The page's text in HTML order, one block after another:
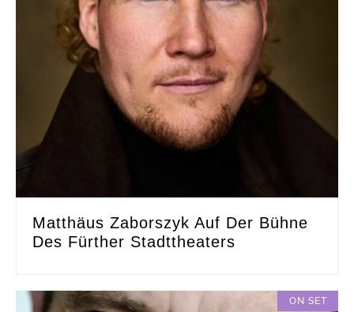
Matthäus Zaborszyk Auf Der Bühne
Des Fürther Stadttheaters
ON SET